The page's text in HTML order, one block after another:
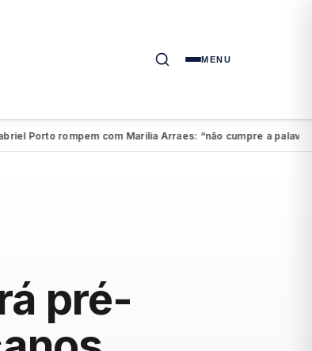
MENU
rompem com Marília Arraes: “não cumpre a palavra” ●
pré-